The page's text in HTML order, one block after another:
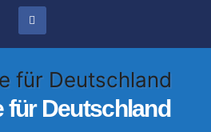
für Deutschland